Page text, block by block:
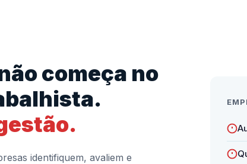
começa no
identifiquem, avaliem e